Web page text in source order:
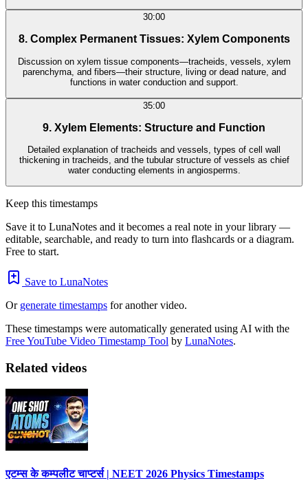
30:00
8. Complex Permanent Tissues: Xylem Components
Discussion on xylem tissue components—tracheids, vessels, xylem
parenchyma, and fibers—their structure, living or dead nature, and
functions in water conduction and support.
35:00
9. Xylem Elements: Structure and Function
Detailed explanation of tracheids and vessels, types of cell wall
thickening in tracheids, and the tubular structure of vessels as chief
water conducting elements in angiosperms.
Keep this timestamps
Save it to LunaNotes and it becomes a real note in your library —
editable, searchable, and ready to turn into flashcards or a diagram.
Free to start.
Save to LunaNotes
Or generate timestamps for another video.
These timestamps were automatically generated using AI with the
Free YouTube Video Timestamp Tool by LunaNotes.
Related videos
एटम्स के कम्पलीट चाप्टर्स | NEET 2026 Physics Timestamps